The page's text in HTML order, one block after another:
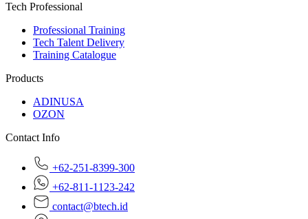
Tech Professional
Professional Training
Tech Talent Delivery
Training Catalogue
Products
ADINUSA
OZON
Contact Info
+62-251-8399-300
+62-811-1123-242
contact@btech.id